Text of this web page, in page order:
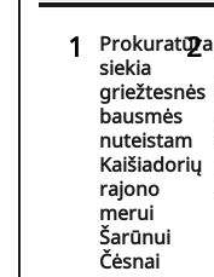
Prokuratūra
siekia
griežtesnės
bausmės
nuteistam
Kaišiadorių
rajono
merui
Šarūnui
Čėsnai